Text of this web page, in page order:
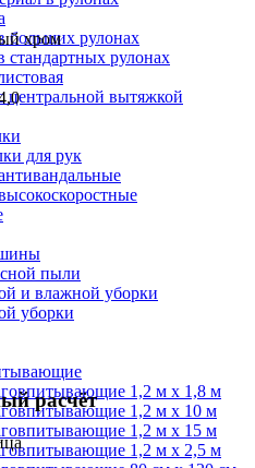
больших рулонах
стандартных рулонах
центральной вытяжкой
для рук
пыли
и влажной уборки
уборки
1,2 м х 1,8 м
1,2 м х 10 м
1,2 м х 15 м
1,2 м х 2,5 м
хром
расчёт